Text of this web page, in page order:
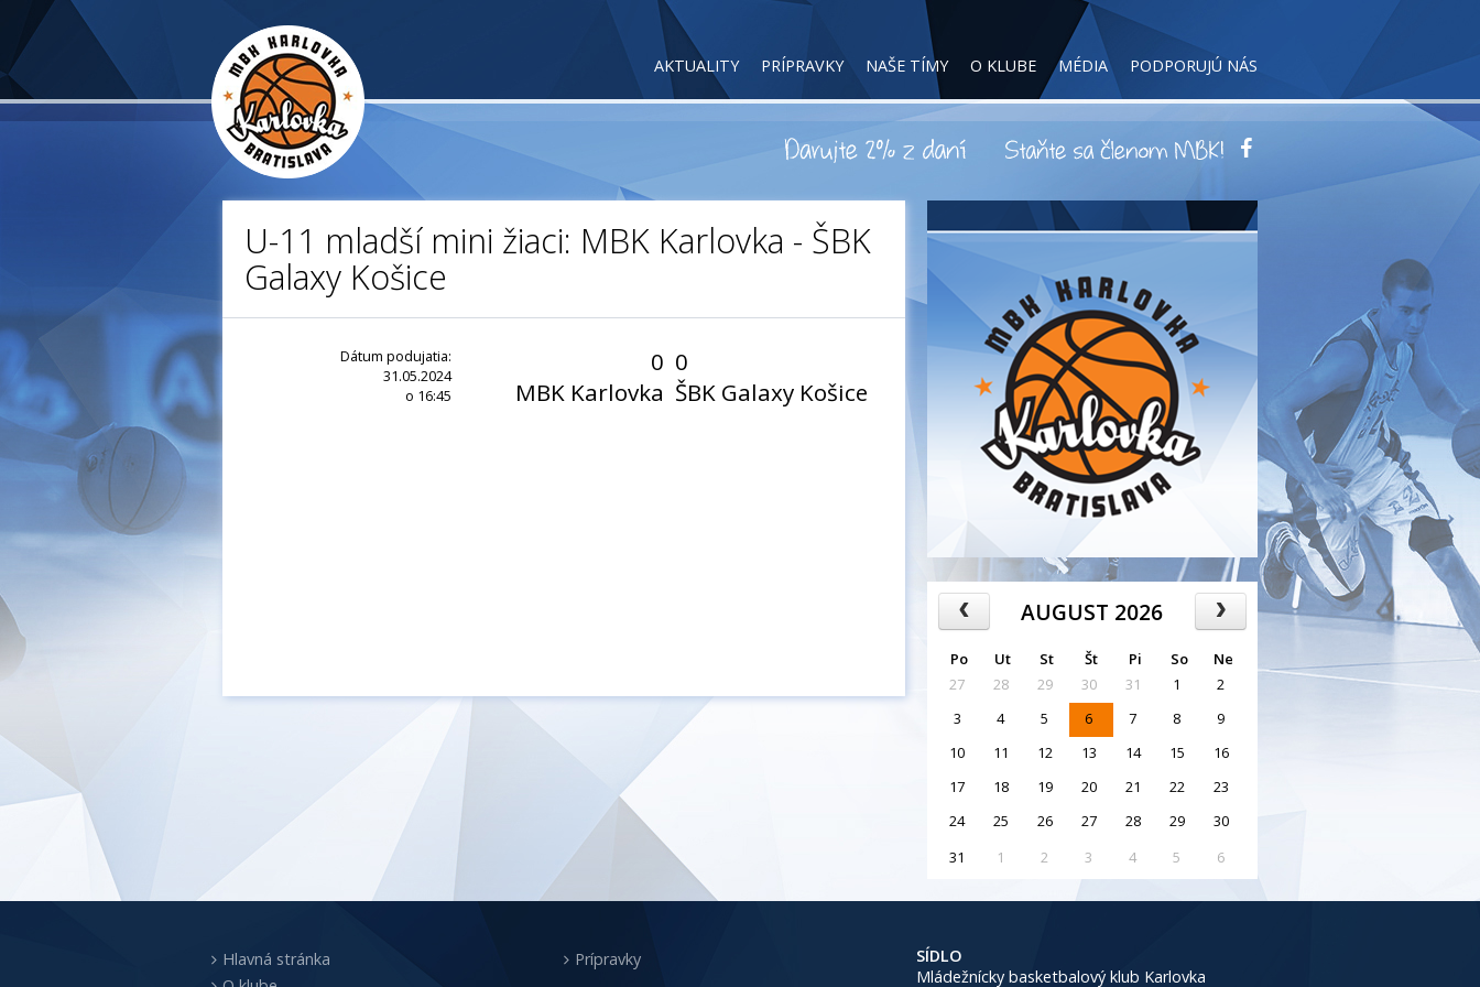
AKTUALITY PRÍPRAVKY NAŠE TÍMY O KLUBE MÉDIA PODPORUJÚ NÁS
U-11 mladší mini žiaci: MBK Karlovka - ŠBK
Galaxy Košice
Dátum podujatia:
31.05.2024
o 16:45
0
MBK Karlovka
0
ŠBK Galaxy Košice
AUGUST 2026
Po Ut St Št Pi So
Ne
27
28 29 30 31 1
2
3
4 5 6 7 8
9
10
11 12 13 14 15
16
17
18 19 20 21 22
23
24
25 26 27 28 29
30
31
1 2 3 4 5 6
Hlavná stránka
Prípravky
SÍDLO
Mládežnícky basketbalový klub Karlovka